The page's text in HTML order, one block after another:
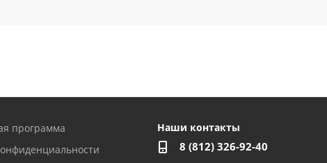
программа
Наши контакты
8 (812) 326-92-40